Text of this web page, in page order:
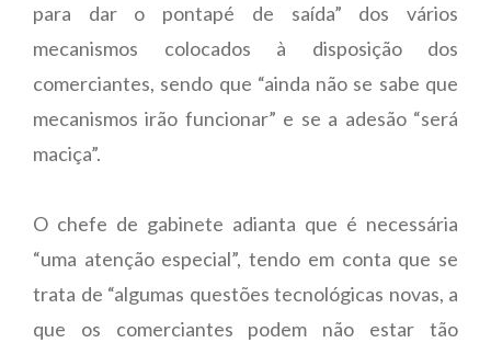
para dar o pontapé de saída” dos vários
mecanismos colocados à disposição dos
comerciantes, sendo que “ainda não se sabe que
mecanismos irão funcionar” e se a adesão “será
maciça”.
O chefe de gabinete adianta que é necessária
“uma atenção especial”, tendo em conta que se
trata de “algumas questões tecnológicas novas, a
que os comerciantes podem não estar tão